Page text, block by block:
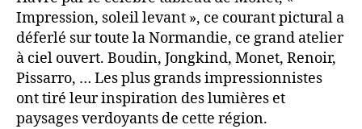
Impression, soleil levant », ce courant pictural a
déferlé sur toute la Normandie, ce grand atelier
à ciel ouvert. Boudin, Jongkind, Monet, Renoir,
Pissarro, … Les plus grands impressionnistes
ont tiré leur inspiration des lumières et
paysages verdoyants de cette région.